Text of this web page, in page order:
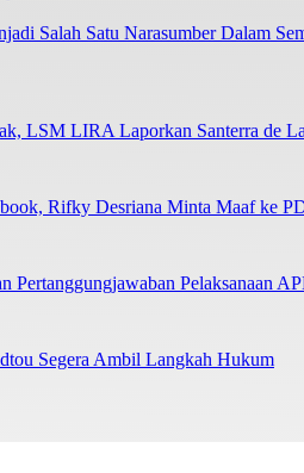
Salah Satu Narasumber Dalam
LSM LIRA Laporkan Santerra de
Rifky Desriana Minta Maaf ke
Pertanggungjawaban Pelaksanaan
Segera Ambil Langkah Hukum